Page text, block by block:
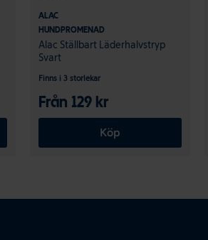
ALAC
HUNDPROMENAD
Alac Ställbart Läderhalvstryp
Svart
Finns i 3 storlekar
Från 129 kr
Köp